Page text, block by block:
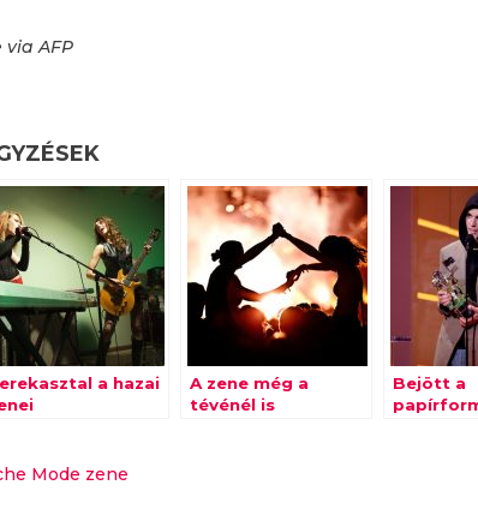
AFP
a hazai
A zene még a
tévénél is
Bejött a
Mode zene